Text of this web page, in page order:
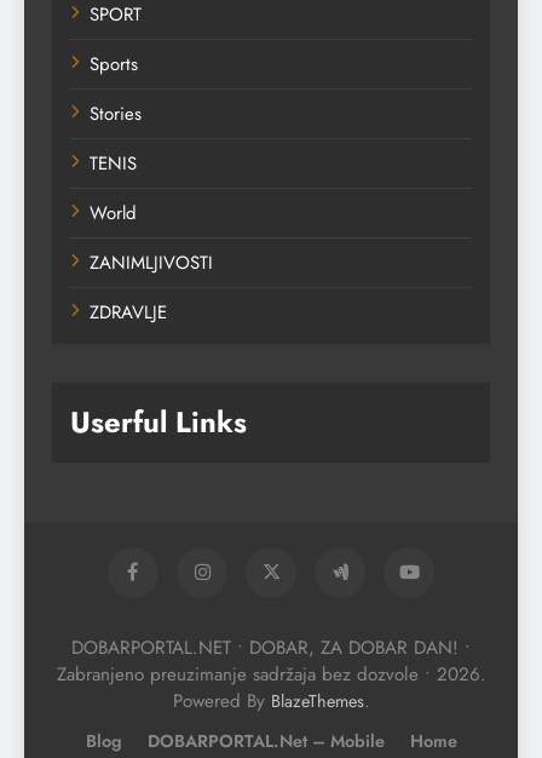
SPORT
Sports
Stories
TENIS
World
ZANIMLJIVOSTI
ZDRAVLJE
Userful Links
DOBARPORTAL.NET • DOBAR, ZA DOBAR DAN! •
Zabranjeno preuzimanje sadržaja bez dozvole • 2026.
Powered By BlazeThemes.
Blog DOBARPORTAL.net – Mobile Home